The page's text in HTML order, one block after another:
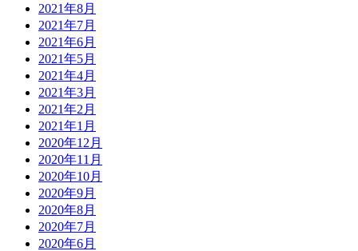
2021年8月
2021年7月
2021年6月
2021年5月
2021年4月
2021年3月
2021年2月
2021年1月
2020年12月
2020年11月
2020年10月
2020年9月
2020年8月
2020年7月
2020年6月